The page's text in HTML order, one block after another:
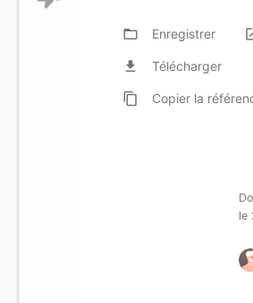
folder_open Enregistrer
file_download Télécharger
content_copy Copier la
le